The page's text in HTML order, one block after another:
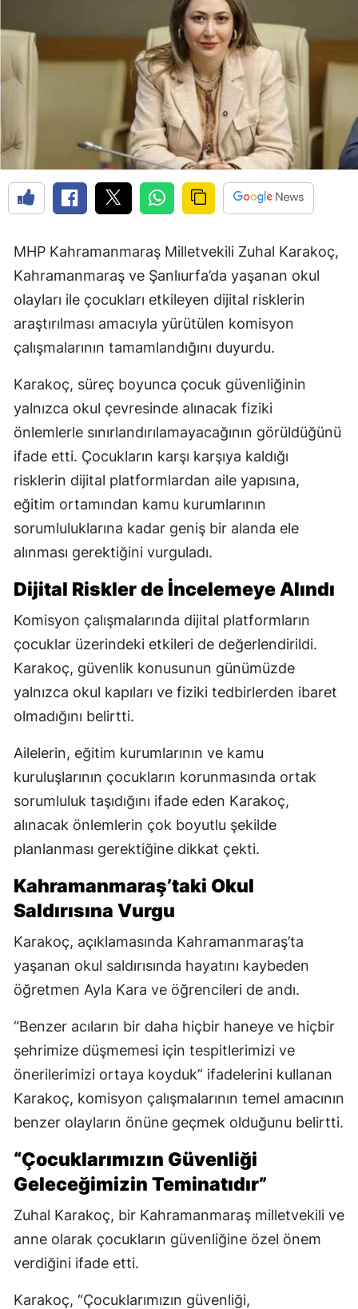
MHP Kahramanmaraş Milletvekili Zuhal Karakoç,
Kahramanmaraş ve Şanlıurfa’da yaşanan okul
olayları ile çocukları etkileyen dijital risklerin
araştırılması amacıyla yürütülen komisyon
çalışmalarının tamamlandığını duyurdu.
Karakoç, süreç boyunca çocuk güvenliğinin
yalnızca okul çevresinde alınacak fiziki
önlemlerle sınırlandırılamayacağının görüldüğünü
ifade etti. Çocukların karşı karşıya kaldığı
risklerin dijital platformlardan aile yapısına,
eğitim ortamından kamu kurumlarının
sorumluluklarına kadar geniş bir alanda ele
alınması gerektiğini vurguladı.
Dijital Riskler de İncelemeye Alındı
Komisyon çalışmalarında dijital platformların
çocuklar üzerindeki etkileri de değerlendirildi.
Karakoç, güvenlik konusunun günümüzde
yalnızca okul kapıları ve fiziki tedbirlerden ibaret
olmadığını belirtti.
Ailelerin, eğitim kurumlarının ve kamu
kuruluşlarının çocukların korunmasında ortak
sorumluluk taşıdığını ifade eden Karakoç,
alınacak önlemlerin çok boyutlu şekilde
planlanması gerektiğine dikkat çekti.
Kahramanmaraş’taki Okul
Saldırısına Vurgu
Karakoç, açıklamasında Kahramanmaraş’ta
yaşanan okul saldırısında hayatını kaybeden
öğretmen Ayla Kara ve öğrencileri de andı.
“Benzer acıların bir daha hiçbir haneye ve hiçbir
şehrimize düşmemesi için tespitlerimizi ve
önerilerimizi ortaya koyduk” ifadelerini kullanan
Karakoç, komisyon çalışmalarının temel amacının
benzer olayların önüne geçmek olduğunu belirtti.
“Çocuklarımızın Güvenliği
Geleceğimizin Teminatıdır”
Zuhal Karakoç, bir Kahramanmaraş milletvekili ve
anne olarak çocukların güvenliğine özel önem
verdiğini ifade etti.
Karakoç, “Çocuklarımızın güvenliği,